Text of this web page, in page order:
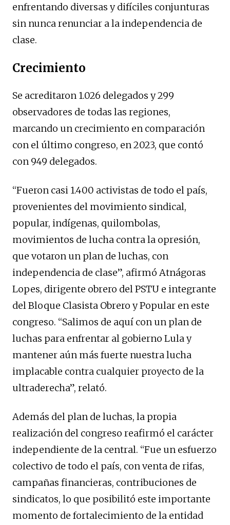
enfrentando diversas y difíciles conjunturas
sin nunca renunciar a la independencia de
clase.
Crecimiento
Se acreditaron 1.026 delegados y 299
observadores de todas las regiones,
marcando un crecimiento en comparación
con el último congreso, en 2023, que contó
con 949 delegados.
“Fueron casi 1.400 activistas de todo el país,
provenientes del movimiento sindical,
popular, indígenas, quilombolas,
movimientos de lucha contra la opresión,
que votaron un plan de luchas, con
independencia de clase”, afirmó Atnágoras
Lopes, dirigente obrero del PSTU e integrante
del Bloque Clasista Obrero y Popular en este
congreso. “Salimos de aquí con un plan de
luchas para enfrentar al gobierno Lula y
mantener aún más fuerte nuestra lucha
implacable contra cualquier proyecto de la
ultraderecha”, relató.
Además del plan de luchas, la propia
realización del congreso reafirmó el carácter
independiente de la central. “Fue un esfuerzo
colectivo de todo el país, con venta de rifas,
campañas financieras, contribuciones de
sindicatos, lo que posibilitó este importante
momento de fortalecimiento de la entidad